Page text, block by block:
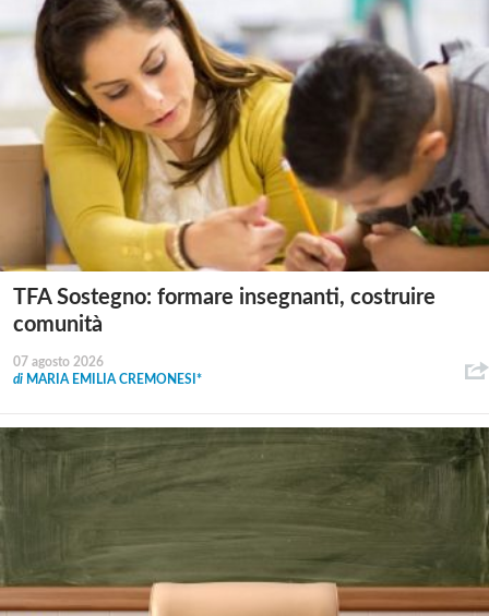
TFA Sostegno: formare insegnanti, costruire
comunità
07 agosto 2026
di MARIA EMILIA CREMONESI*